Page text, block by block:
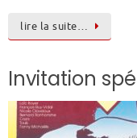
lire la suite…
Invitation